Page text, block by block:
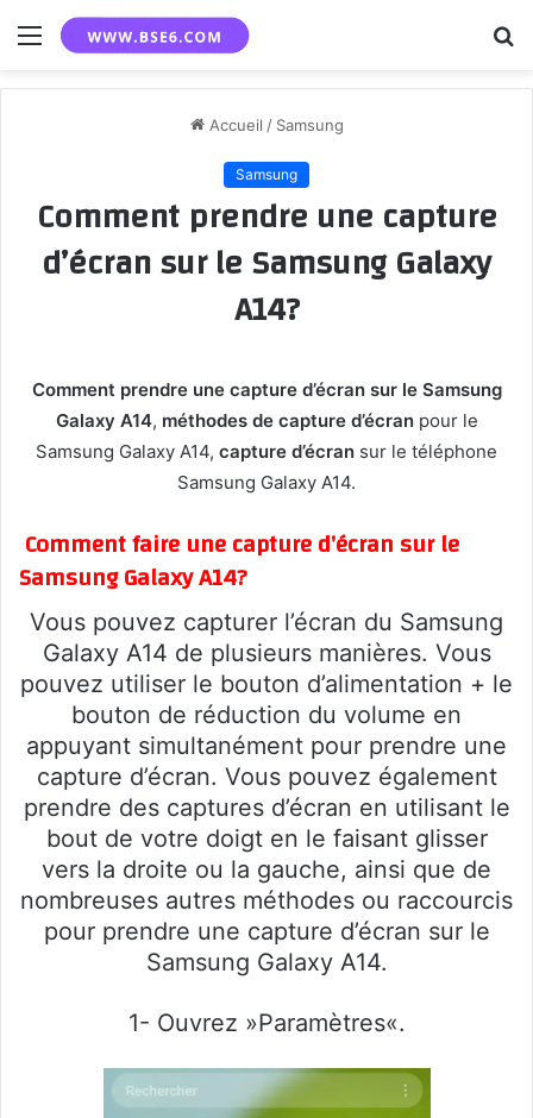
Menu
Accueil / Samsung
Samsung
Comment prendre une capture
d’écran sur le Samsung Galaxy
A14?
Comment prendre une capture d’écran sur le Samsung
Galaxy A14, méthodes de capture d’écran pour le
Samsung Galaxy A14, capture d’écran sur le téléphone
Samsung Galaxy A14.
Comment faire une capture d’écran sur le
Samsung Galaxy A14?
Vous pouvez capturer l’écran du Samsung
Galaxy A14 de plusieurs manières. Vous
pouvez utiliser le bouton d’alimentation + le
bouton de réduction du volume en
appuyant simultanément pour prendre une
capture d’écran. Vous pouvez également
prendre des captures d’écran en utilisant le
bout de votre doigt en le faisant glisser
vers la droite ou la gauche, ainsi que de
nombreuses autres méthodes ou raccourcis
pour prendre une capture d’écran sur le
Samsung Galaxy A14.
1- Ouvrez »Paramètres«.